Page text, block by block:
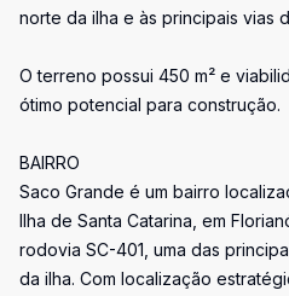
norte da ilha e às principais vias
O terreno possui 450 m² e
ótimo potencial para construção.
BAIRRO
Saco Grande é um bairro
Ilha de Santa Catarina, em
rodovia SC-401, uma das
da ilha. Com localização